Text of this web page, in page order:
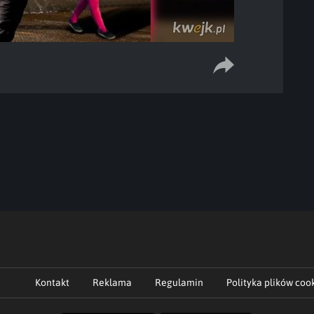
Kontakt Reklama Regulamin Polityka plików